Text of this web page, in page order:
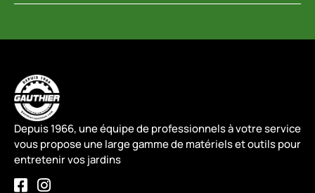
Depuis 1966, une équipe de professionnels à votre service
vous propose une large gamme de matériels et outils pour
entretenir vos jardins